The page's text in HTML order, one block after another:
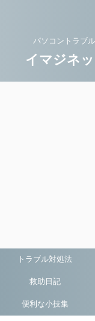
パソコントラブ
イマジネ
トラブル対処法
救助日記
便利な小技集